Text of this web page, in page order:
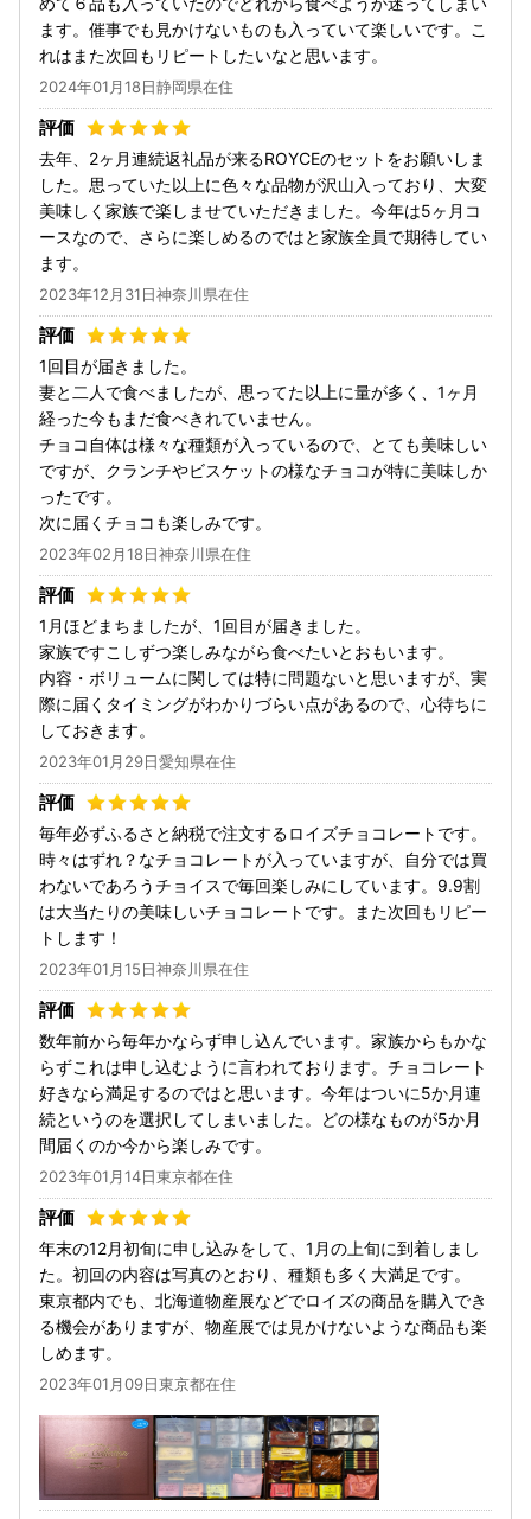
ます。催事でも見かけないものも入っていて楽しいです。こ
れはまた次回もリピートしたいなと思います。
2024年01月18日静岡県在住
去年、2ヶ月連続返礼品が来るROYCEのセットをお願いしま
した。思っていた以上に色々な品物が沢山入っており、大変
美味しく家族で楽しませていただきました。今年は5ヶ月コ
ースなので、さらに楽しめるのではと家族全員で期待してい
ます。
2023年12月31日神奈川県在住
1回目が届きました。
妻と二人で食べましたが、思ってた以上に量が多く、1ヶ月
経った今もまだ食べきれていません。
チョコ自体は様々な種類が入っているので、とても美味しい
ですが、クランチやビスケットの様なチョコが特に美味しか
ったです。
次に届くチョコも楽しみです。
2023年02月18日神奈川県在住
1月ほどまちましたが、1回目が届きました。
家族ですこしずつ楽しみながら食べたいとおもいます。
内容・ボリュームに関しては特に問題ないと思いますが、実
際に届くタイミングがわかりづらい点があるので、心待ちに
しておきます。
2023年01月29日愛知県在住
毎年必ずふるさと納税で注文するロイズチョコレートです。
時々はずれ？なチョコレートが入っていますが、自分では買
わないであろうチョイスで毎回楽しみにしています。9.9割
は大当たりの美味しいチョコレートです。また次回もリピー
トします！
2023年01月15日神奈川県在住
数年前から毎年かならず申し込んでいます。家族からもかな
らずこれは申し込むように言われております。チョコレート
好きなら満足するのではと思います。今年はついに5か月連
続というのを選択してしまいました。どの様なものが5か月
間届くのか今から楽しみです。
2023年01月14日東京都在住
年末の12月初旬に申し込みをして、1月の上旬に到着しまし
た。初回の内容は写真のとおり、種類も多く大満足です。
東京都内でも、北海道物産展などでロイズの商品を購入でき
る機会がありますが、物産展では見かけないような商品も楽
しめます。
2023年01月09日東京都在住